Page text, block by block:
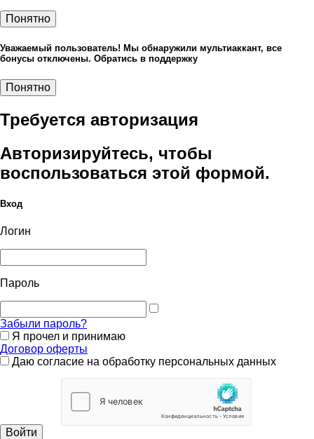
Понятно
Уважаемый пользователь! Мы обнаружили мультиаккант, все
бонусы отключены. Обратись в поддержку
Понятно
Требуется авторизация
Авторизируйтесь, чтобы
воспользоваться этой формой.
Вход
Логин
Пароль
Забыли пароль?
Я прочел и принимаю
Договор оферты
Даю согласие на обработку персональных данных
Войти